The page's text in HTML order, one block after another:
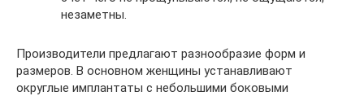
незаметны.
Производители предлагают разнообразие форм и
размеров. В основном женщины устанавливают
округлые имплантаты с небольшими боковыми